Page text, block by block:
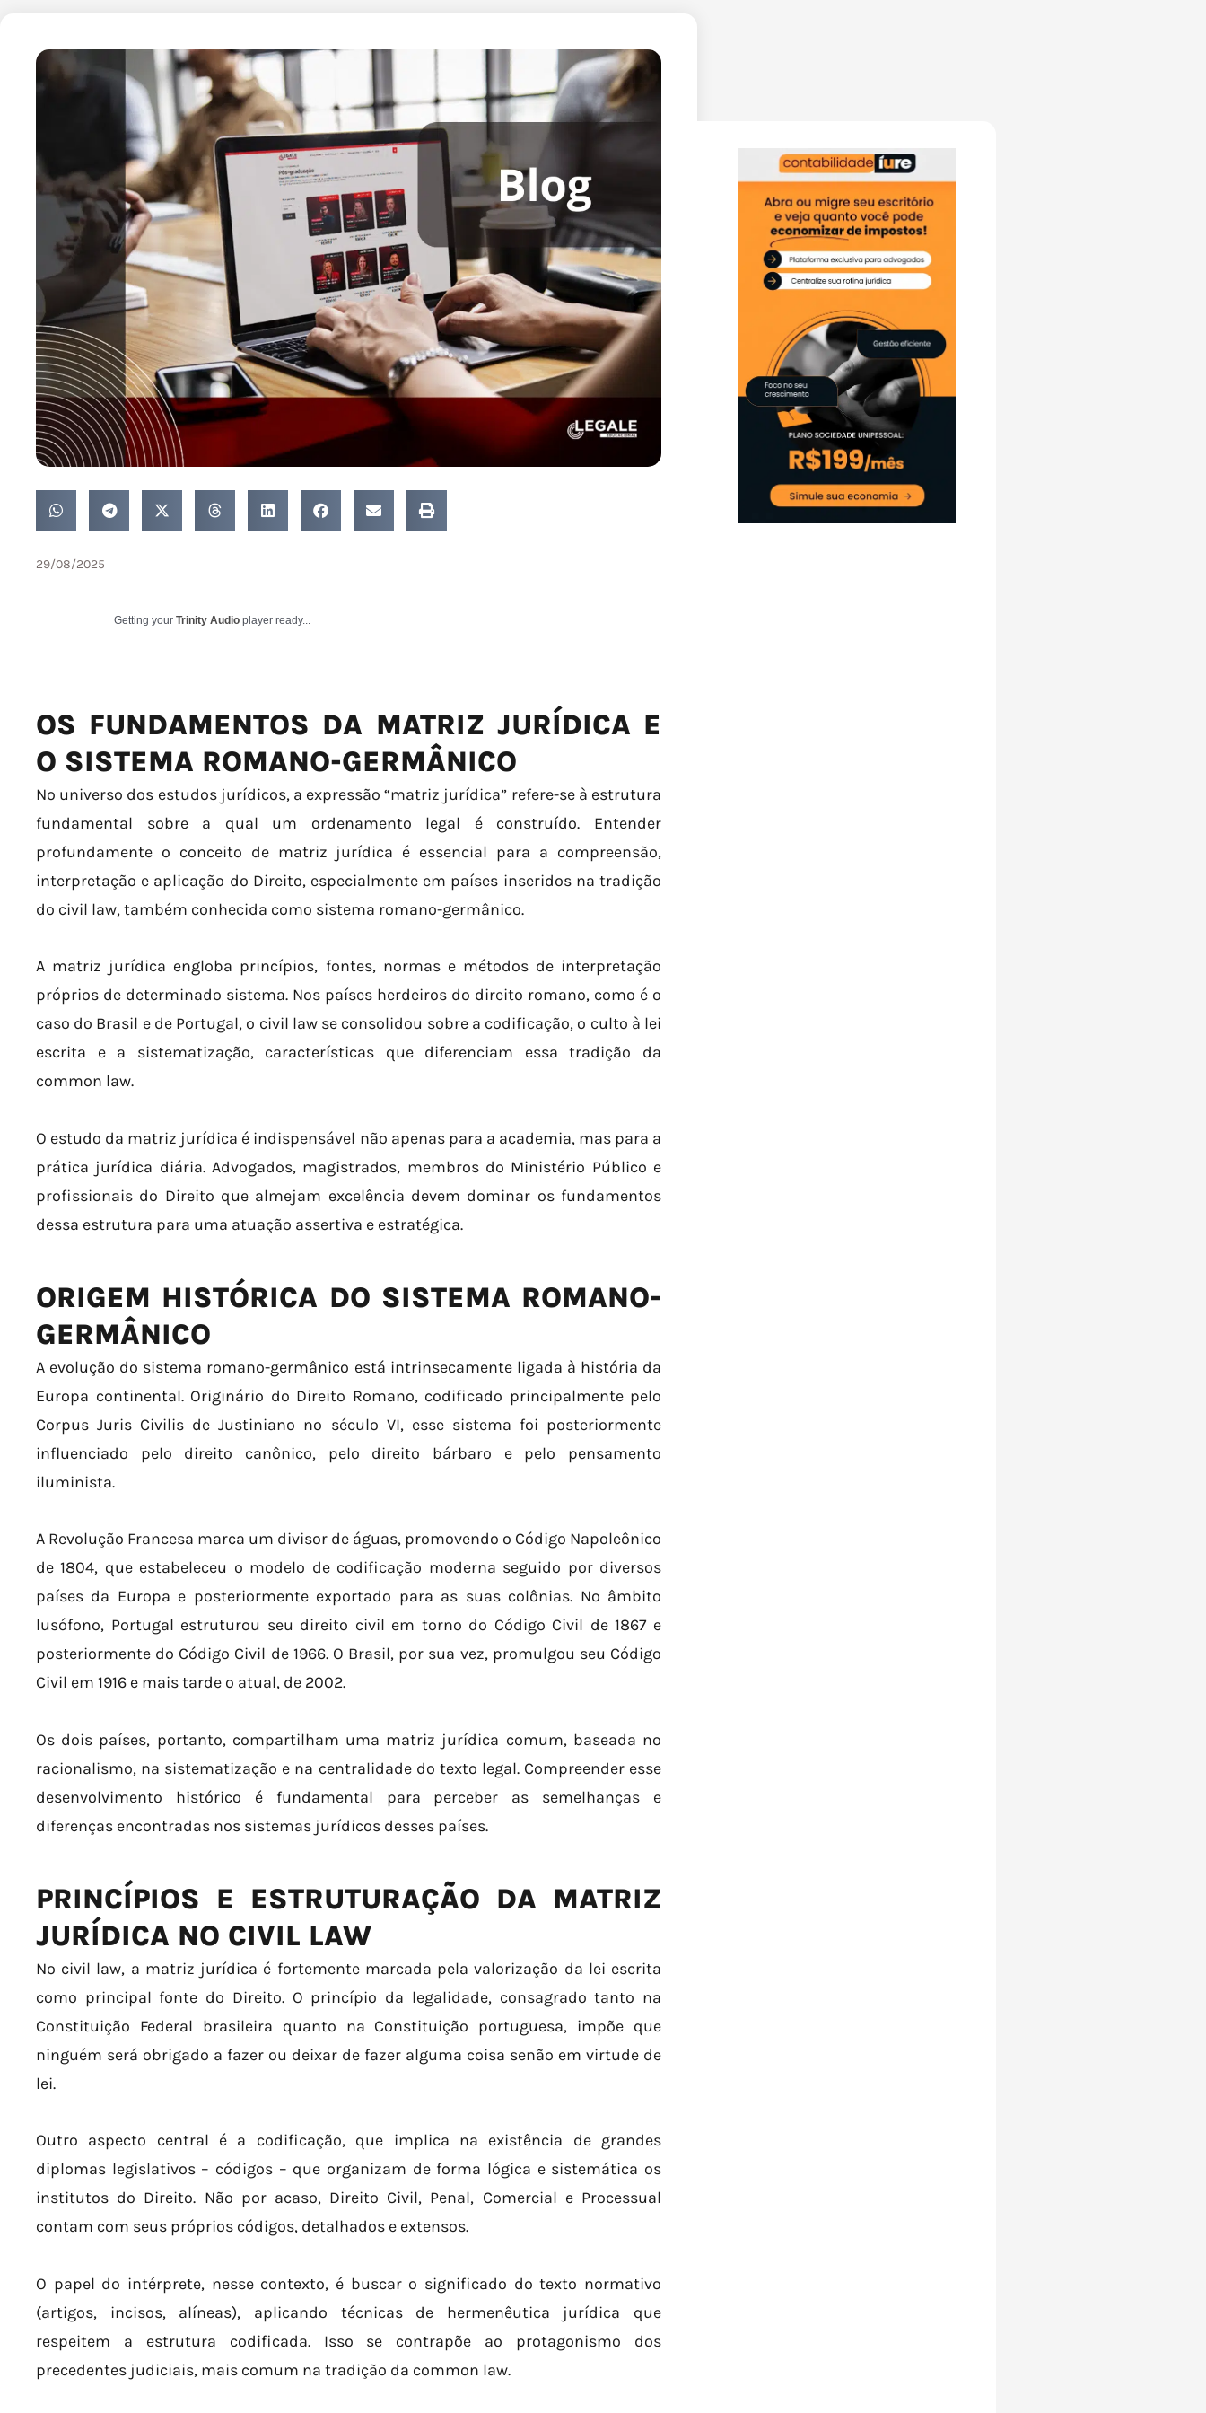
29/08/2025
Getting your Trinity Audio player ready...
OS FUNDAMENTOS DA MATRIZ JURÍDICA E
O SISTEMA ROMANO-GERMÂNICO
No universo dos estudos jurídicos, a expressão “matriz jurídica” refere-se à estrutura
fundamental sobre a qual um ordenamento legal é construído. Entender
profundamente o conceito de matriz jurídica é essencial para a compreensão,
interpretação e aplicação do Direito, especialmente em países inseridos na tradição
do civil law, também conhecida como sistema romano-germânico.
A matriz jurídica engloba princípios, fontes, normas e métodos de interpretação
próprios de determinado sistema. Nos países herdeiros do direito romano, como é o
caso do Brasil e de Portugal, o civil law se consolidou sobre a codificação, o culto à lei
escrita e a sistematização, características que diferenciam essa tradição da
common law.
O estudo da matriz jurídica é indispensável não apenas para a academia, mas para a
prática jurídica diária. Advogados, magistrados, membros do Ministério Público e
profissionais do Direito que almejam excelência devem dominar os fundamentos
dessa estrutura para uma atuação assertiva e estratégica.
ORIGEM HISTÓRICA DO SISTEMA ROMANO-
GERMÂNICO
A evolução do sistema romano-germânico está intrinsecamente ligada à história da
Europa continental. Originário do Direito Romano, codificado principalmente pelo
Corpus Juris Civilis de Justiniano no século VI, esse sistema foi posteriormente
influenciado pelo direito canônico, pelo direito bárbaro e pelo pensamento
iluminista.
A Revolução Francesa marca um divisor de águas, promovendo o Código Napoleônico
de 1804, que estabeleceu o modelo de codificação moderna seguido por diversos
países da Europa e posteriormente exportado para as suas colônias. No âmbito
lusófono, Portugal estruturou seu direito civil em torno do Código Civil de 1867 e
posteriormente do Código Civil de 1966. O Brasil, por sua vez, promulgou seu Código
Civil em 1916 e mais tarde o atual, de 2002.
Os dois países, portanto, compartilham uma matriz jurídica comum, baseada no
racionalismo, na sistematização e na centralidade do texto legal. Compreender esse
desenvolvimento histórico é fundamental para perceber as semelhanças e
diferenças encontradas nos sistemas jurídicos desses países.
PRINCÍPIOS E ESTRUTURAÇÃO DA MATRIZ
JURÍDICA NO CIVIL LAW
No civil law, a matriz jurídica é fortemente marcada pela valorização da lei escrita
como principal fonte do Direito. O princípio da legalidade, consagrado tanto na
Constituição Federal brasileira quanto na Constituição portuguesa, impõe que
ninguém será obrigado a fazer ou deixar de fazer alguma coisa senão em virtude de
lei.
Outro aspecto central é a codificação, que implica na existência de grandes
diplomas legislativos – códigos – que organizam de forma lógica e sistemática os
institutos do Direito. Não por acaso, Direito Civil, Penal, Comercial e Processual
contam com seus próprios códigos, detalhados e extensos.
O papel do intérprete, nesse contexto, é buscar o significado do texto normativo
(artigos, incisos, alíneas), aplicando técnicas de hermenêutica jurídica que
respeitem a estrutura codificada. Isso se contrapõe ao protagonismo dos
precedentes judiciais, mais comum na tradição da common law.